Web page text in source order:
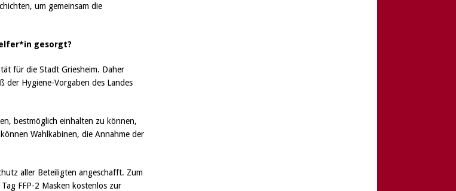
um gemeinsam die
gesorgt?
für die Stadt Griesheim. Daher
der Hygiene-Vorgaben des Landes
bestmöglich einhalten zu können,
Wahlkabinen, die Annahme der
aller Beteiligten angeschafft. Zum
FFP-2 Masken kostenlos zur